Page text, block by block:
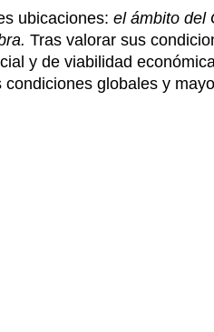
ubicaciones: el ámbito del
Tras valorar sus
y de viabilidad
globales y